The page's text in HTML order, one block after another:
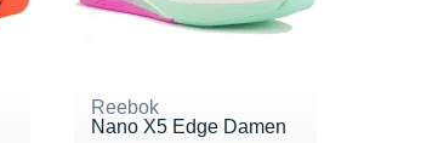
Reebok
Nano X5 Edge Damen